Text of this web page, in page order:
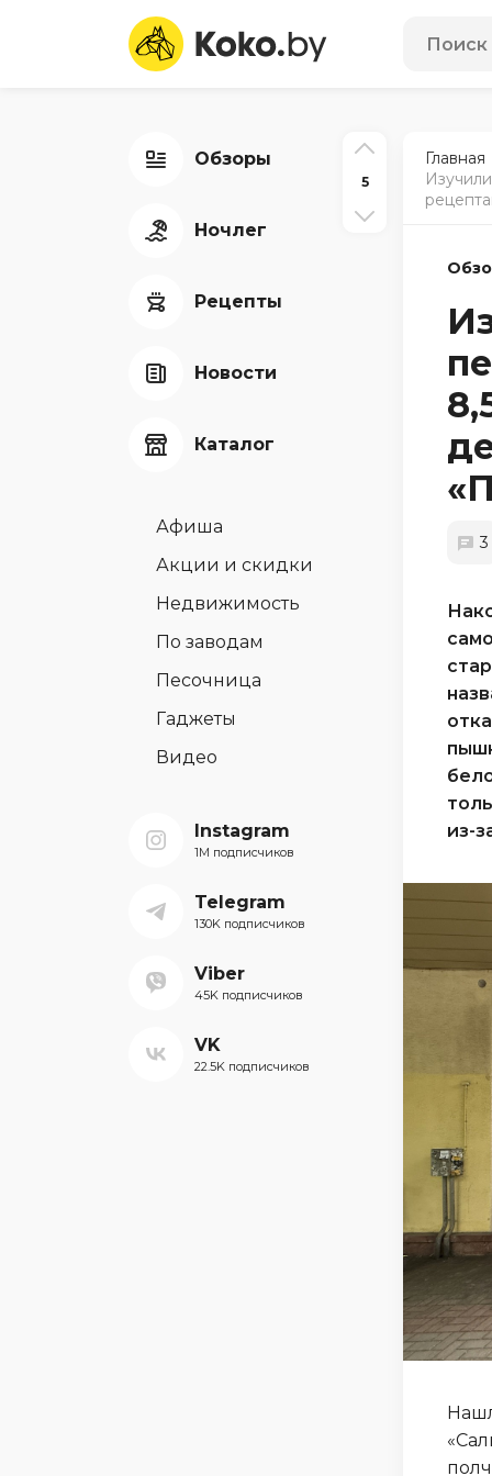
Обзоры
Ночлег
Рецепты
Новости
Каталог
Афиша
Акции и скидки
Недвижимость
По заводам
Песочница
Гаджеты
Видео
Instagram
1M подписчиков
Telegram
130K подписчиков
Viber
45K подписчиков
VK
22.5K подписчиков
5
Главная
3
из-